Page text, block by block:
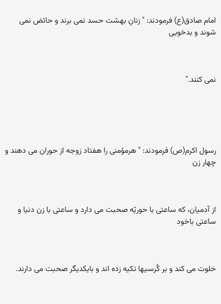
امام صادق(ع) فرمودند: " زنانِ بهشت حسد نمی برند و حائض نمی
شوند و بدخويی
نمی کنند."
رسول اکرم(ص) فرمودند: " هرمؤمنی را هفتاد زوجه از حوران می دهند و
چهار زن
از آدميان، که ساعتی با حوريّه صحبت می دارد و ساعتی با زن دنيا و
ساعتی باخود
خلوت می کند و بر کُرسيها تکيه زده اند و بايکديگر صحبت می دارند.